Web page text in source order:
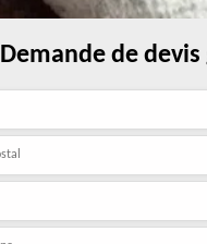
Demande de